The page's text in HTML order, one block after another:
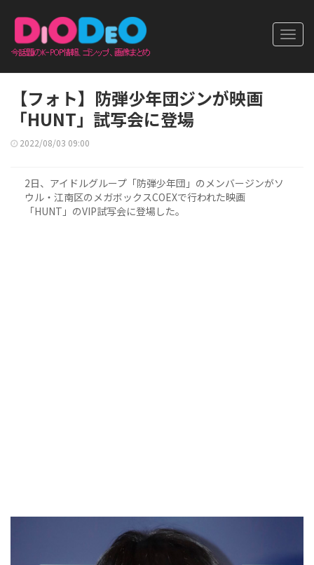
【フォト】防弾少年団ジンが映画
「HUNT」試写会に登場
2022/08/03 09:00
2日、アイドルグループ「防弾少年団」のメンバージンがソ
ウル・江南区のメガボックスCOEXで行われた映画
「HUNT」のVIP試写会に登場した。